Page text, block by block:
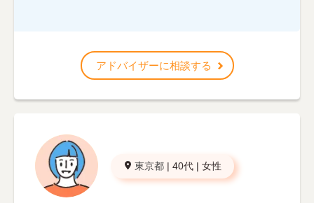
アドバイザーに相談する
東京都 | 40代 | 女性